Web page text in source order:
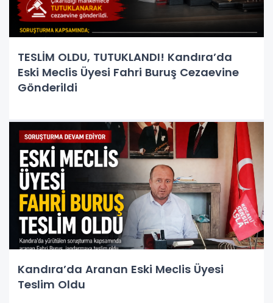
TESLİM OLDU, TUTUKLANDI! Kandıra’da
Eski Meclis Üyesi Fahri Buruş Cezaevine
Gönderildi
Kandıra’da Aranan Eski Meclis Üyesi
Teslim Oldu